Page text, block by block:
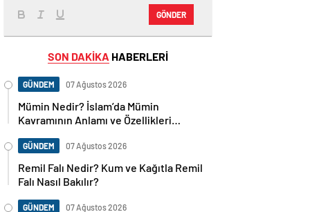
GÖNDER
SON DAKİKA HABERLERİ
GÜNDEM 07 Ağustos 2026
Mümin Nedir? İslam’da Mümin
Kavramının Anlamı ve Özellikleri
GÜNDEM 07 Ağustos 2026
Remil Falı Nedir? Kum ve Kağıtla Remil
Falı Nasıl Bakılır?
GÜNDEM 07 Ağustos 2026